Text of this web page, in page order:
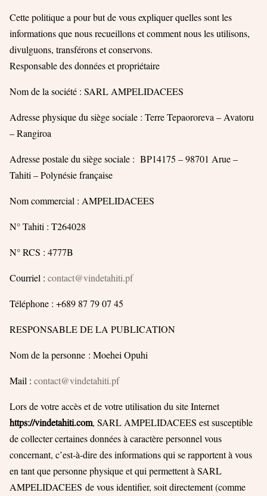
Cette politique a pour but de vous expliquer quelles sont les
informations que nous recueillons et comment nous les utilisons,
divulguons, transférons et conservons.
Responsable des données et propriétaire
Nom de la société : SARL AMPELIDACEES
Adresse physique du siège sociale : Terre Tepaororeva – Avatoru
– Rangiroa
Adresse postale du siège sociale : BP14175 – 98701 Arue –
Tahiti – Polynésie française
Nom commercial : AMPELIDACEES
N° Tahiti : T264028
N° RCS : 4777B
Courriel : contact@vindetahiti.pf
Téléphone : +689 87 79 07 45
RESPONSABLE DE LA PUBLICATION
Nom de la personne : Moehei Opuhi
Mail : contact@vindetahiti.pf
Lors de votre accès et de votre utilisation du site Internet
https://vindetahiti.com, SARL AMPELIDACEES est susceptible
de collecter certaines données à caractère personnel vous
concernant, c’est-à-dire des informations qui se rapportent à vous
en tant que personne physique et qui permettent à SARL
AMPELIDACEES de vous identifier, soit directement (comme